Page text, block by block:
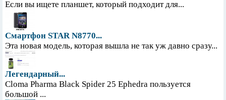
Если вы ищете планшет, который подходит для...
Смартфон STAR N8770...
Эта новая модель, которая вышла не так уж давно сразу...
Легендарный...
Cloma Pharma Black Spider 25 Ephedra пользуется
большой ...